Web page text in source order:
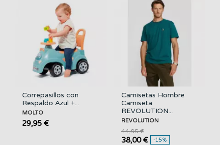
Correpasillos con
Respaldo Azul +...
MOLTO
29,95 €
Camisetas Hombre
Camiseta
REVOLUTION...
REVOLUTION
38,00 €
44,95 €
-15%